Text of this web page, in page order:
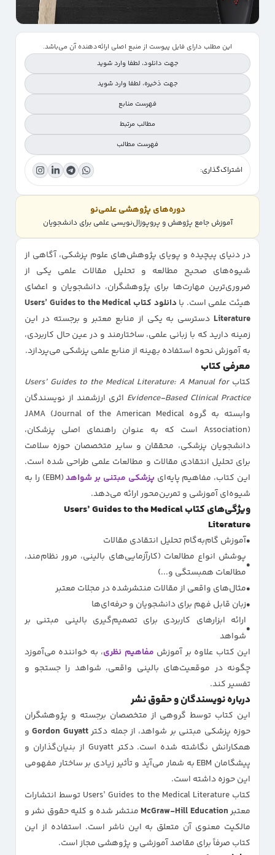
این مطلب دارای فایل پیوست از منبع اصلی ارائه‌دهنده آن می‌باشد.
جهت دانلود، لطفا وارد شوید
جهت ذخیره، لطفا وارد شوید
فهرست منابع
مطالب مرتبط
فهرست مطالب
معرفی کتاب
ویژگی‌های کتاب Users’ Guides to the Medical Literature
درباره نویسندگان و حقوق نشر
مشخصات کتاب
اشتراک‌گذاری:
دوره‌های پژوهشی علمی‌نو
آموزش جامع پژوهش و پروپوزال‌نویسی علمی برای دانشجویان
در دنیای پیچیده و پویای پژوهش‌های علوم پزشکی، آگاهی از
شیوه‌های صحیح مطالعه و تحلیل مقالات علمی یکی از
ضروری‌ترین مهارت‌ها برای پژوهشگران، دانشجویان و اعضای
هیئت علمی است. با دانلود کتاب Users’ Guides to the Medical
Literature دسترسی به یکی از منابع معتبر و برجسته در این
زمینه دارید که با زبانی علمی، ساختارمند و در عین حال کاربردی،
به آموزش نحوه استفاده بهینه از منابع علمی پزشکی می‌پردازد.
معرفی کتاب
کتابUsers’ Guides to the Medical Literature: A Manual for
Evidence-Based Clinical Practice اثری ارزشمند از نویسندگان
وابسته به گروه JAMA (Journal of the American Medical
Association) است که به عنوان راهنمای اصلی پزشکان،
دانشجویان پزشکی، محققان و سایر متخصصان حوزه سلامت
برای تحلیل انتقادی مقالات و مطالعات علمی طراحی شده است.
این کتاب، مفاهیم پایه‌ای پزشکی مبتنی بر شواهد
(EBM) را به
شیوه‌ای آموزشی و تمرین‌محور ارائه می‌دهد.
ویژگی‌های کتاب Users’ Guides to the Medical
Literature
آموزش گام‌به‌گام تحلیل انتقادی مقالات
پوشش انواع مطالعات (کارآزمایی‌های بالینی، مرور نظام‌مند،
مطالعات همبستگی و...)
مثال‌های واقعی از مقالات منتشرشده در مجلات معتبر
زبان قابل فهم برای دانشجویان و حرفه‌ای‌ها
ارائه ابزارهای کاربردی برای تصمیم‌گیری بالینی مبتنی بر
شواهد
این کتاب علاوه بر آموزش مفاهیم نظری، به خواننده می‌آموزد
چگونه در موقعیت‌های بالینی واقعی، شواهد را جستجو و
تفسیر کند.
درباره نویسندگان و حقوق نشر
این کتاب توسط گروهی از متخصصان برجسته و پژوهشگران
حوزه پزشکی مبتنی بر شواهد، از جمله دکترGordon Guyattو
همکارانش نگاشته شده است. دکتر Guyatt از بنیان‌گذاران و
پیشگامان EBM به شمار می‌آید و تأثیر زیادی بر ساختار مفهومی
این حوزه داشته است.
کتاب Users’ Guides to the Medical Literature توسط انتشارات
معتبرMcGraw-Hill Education منتشر شده و کلیه حقوق نشر و
مالکیت معنوی آن متعلق به این ناشر است. استفاده از این
کتاب صرفاً برای مقاصد آموزشی و پژوهشی مجاز است.